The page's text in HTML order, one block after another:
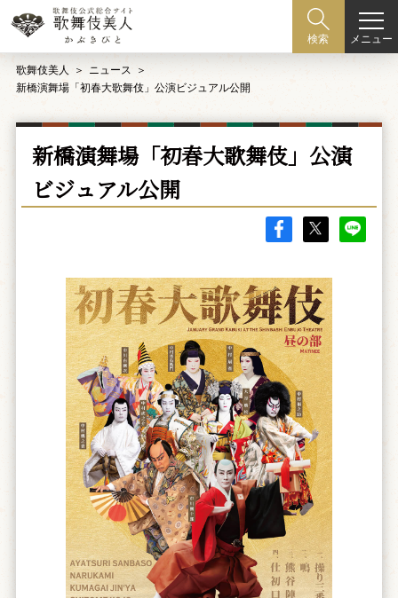
検索 メニュー
歌舞伎美人
ニュース
新橋演舞場「初春大歌舞伎」公演ビジュアル公開
新橋演舞場「初春大歌舞伎」公演
ビジュアル公開